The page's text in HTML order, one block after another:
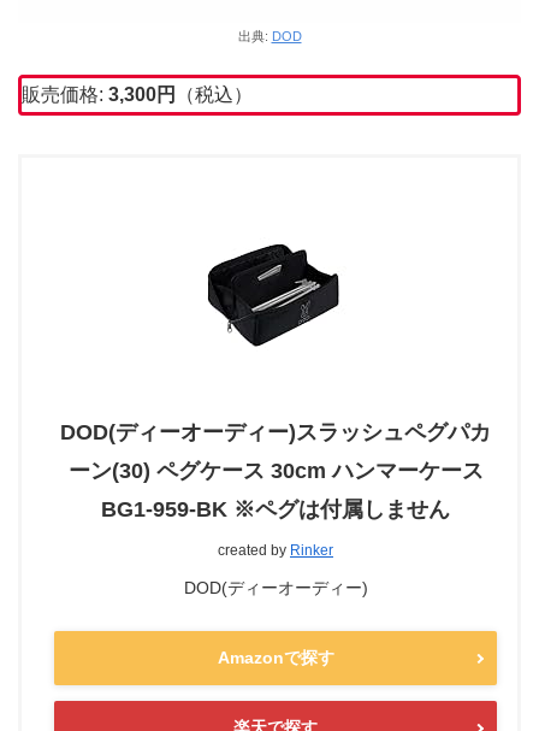
出典: DOD
販売価格: 3,300円 （税込）
DOD(ディーオーディー)スラッシュペグパカ
ーン(30) ペグケース 30cm ハンマーケース
BG1-959-BK ※ペグは付属しません
created by Rinker
DOD(ディーオーディー)
Amazonで探す